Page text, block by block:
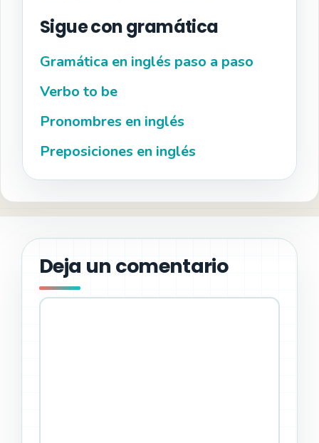
Sigue con gramática
Gramática en inglés paso a paso
Verbo to be
Pronombres en inglés
Preposiciones en inglés
Deja un comentario
Comentario
Nombre
Correo
Web